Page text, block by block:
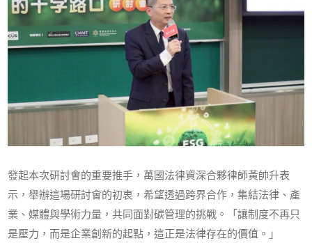
發起本次研討會的重要推手，萬國法律資深合夥律師黃帥升表
示，舉辦這場研討會的初衷，希望透過跨界合作，集結法律、產
業、媒體與學術力量，共同面對碳管理的挑戰。「讓制度不再只
是壓力，而是企業創新的起點，這正是法律存在的價值。」